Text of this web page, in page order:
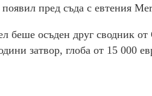
пред съда с евтения
беше осъден друг сводник
затвор, глоба от 15 000